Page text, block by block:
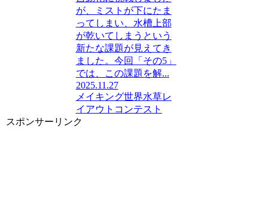
が、ミストが下にたま
ってしまい、水槽上部
が乾いてしまうという
新たな課題が見えてき
ました。今回「その5」
では、この課題を解...
2025.11.27
メイキング世界水草レ
イアウトコンテスト
スポンサーリンク